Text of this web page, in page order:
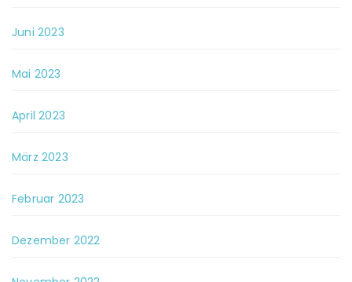
Juni 2023
Mai 2023
April 2023
März 2023
Februar 2023
Dezember 2022